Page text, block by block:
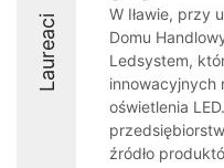
Laureaci
W Iławie, przy
Domu
Ledsystem,
innowacyjnych
oświetlenia
źródło